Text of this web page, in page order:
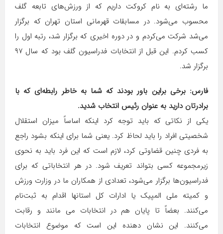
ما رشته‌ای به نام کروکت داریم که از ورزش‌های تابعه گلف
محسوب می‌شود. در مسابقات قهرمانی استان تهران که برگزار
می‌شد شرکت می‌کردم و در دوره اخیری که برگزار شد، رتبه اول را
کسب کردم. این قبل از انتخابات فدراسیون گلف بود که سال ۹۷
برگزار شد.
فارس: برخی براین باور بودند که شما به خاطر رابطه‌ای که با
برادرتان دارید به عنوان رئیس انتخاب شدید.
یکی از نکاتی که باید توجه کرد اینکه اساساً میزان استقلال
شخصیتی افراد را باید لحاظ کرد. یعنی شما برای اینکه بشود راجع
به فردی چنین قضاوتی کرد، لازم است که این فرد باید به نحوی
زیرمجموعه کسی بتواند تعریف شود. در هر انتخاباتی که برای
فدراسیون‌ها برگزار می‌شود، تعدادی از همکاران ما در وزارت ورزش
و کمیته ملی المپیک یا ادارات کل استانها اقدام به ثبت‌نام
می‌کنند. بعضاً تا پایان هم در انتخابات می مانند و رقابت
می‌کنند. این نشان دهنده این است که موضوع انتخابات